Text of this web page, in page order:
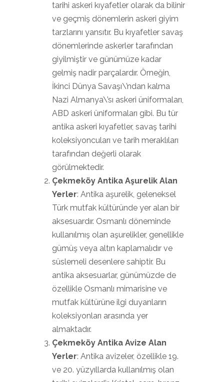
tarihi askeri kıyafetler olarak da bilinir
ve geçmiş dönemlerin askeri giyim
tarzlarını yansıtır. Bu kıyafetler savaş
dönemlerinde askerler tarafından
giyilmiştir ve günümüze kadar
gelmiş nadir parçalardır. Örneğin,
İkinci Dünya Savaşı\’ndan kalma
Nazi Almanya\’sı askeri üniformaları,
ABD askeri üniformaları gibi. Bu tür
antika askeri kıyafetler, savaş tarihi
koleksiyoncuları ve tarih meraklıları
tarafından değerli olarak
görülmektedir.
Çekmeköy Antika Aşurelik Alan
Yerler: Antika aşurelik, geleneksel
Türk mutfak kültüründe yer alan bir
aksesuardır. Osmanlı döneminde
kullanılmış olan aşurelikler, genellikle
gümüş veya altın kaplamalıdır ve
süslemeli desenlere sahiptir. Bu
antika aksesuarlar, günümüzde de
özellikle Osmanlı mimarisine ve
mutfak kültürüne ilgi duyanların
koleksiyonları arasında yer
almaktadır.
Çekmeköy Antika Avize Alan
Yerler: Antika avizeler, özellikle 19.
ve 20. yüzyıllarda kullanılmış olan